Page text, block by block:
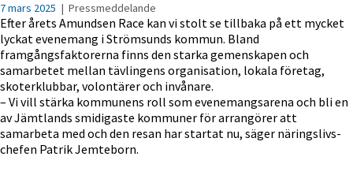
7 mars 2025 | Pressmeddelande
Efter årets Amundsen Race kan vi stolt se tillbaka på ett mycket
lyckat evenemang i Strömsunds kommun. Bland
framgångsfaktorerna finns den starka gemenskapen och
samarbetet mellan tävlingens organisation, lokala företag,
skoterklubbar, volontärer och invånare.
– Vi vill stärka kommunens roll som evenemangsarena och bli en
av Jämtlands smidigaste kommuner för arrangörer att
samarbeta med och den resan har startat nu, säger näringslivs-
chefen Patrik Jemteborn.